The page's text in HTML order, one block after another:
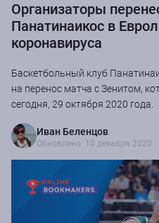
Организаторы
Панатинаикос в
коронавируса
Баскетбольный клуб
на перенос матча с Зенитом,
сегодня, 29 октября 2020 года.
Иван Беленцов
Обновлено: 10 декабря 2020